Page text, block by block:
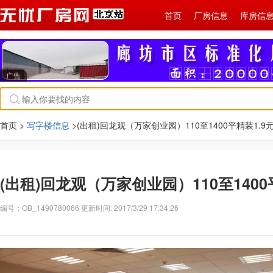
首页 厂房信息 库房信
广告
首页 > 写字楼信息 >(出租)回龙观（万家创业园）110至1400平精装1.9
(出租)回龙观（万家创业园）110至
编号：OB_1490780066 更新时间: 2017/3/29 17:34:26